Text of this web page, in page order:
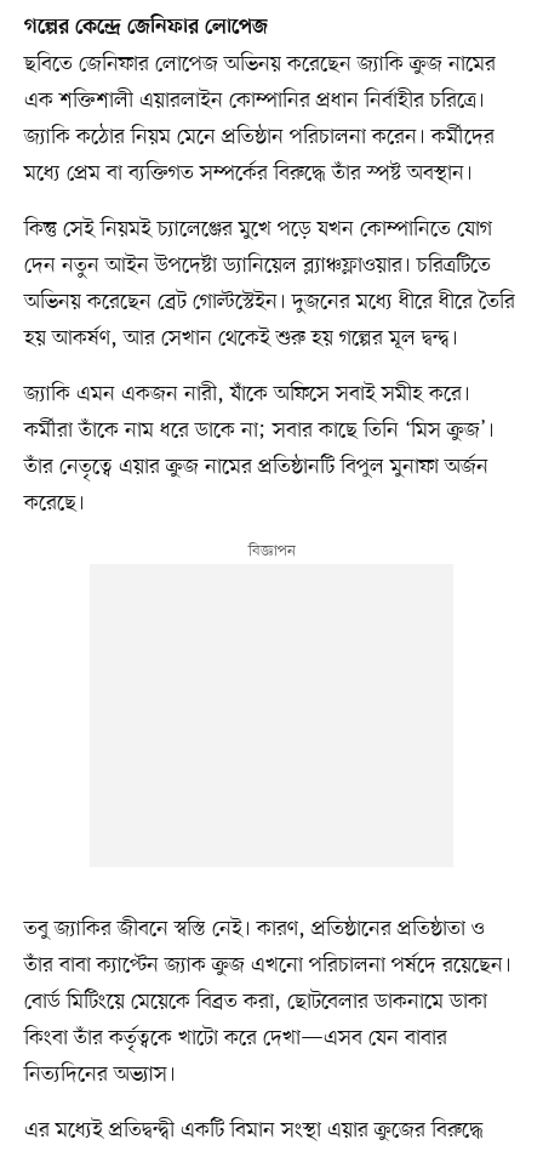
গল্পের কেন্দ্রে জেনিফার লোপেজ
ছবিতে জেনিফার লোপেজ অভিনয় করেছেন জ্যাকি ক্রুজ নামের
এক শক্তিশালী এয়ারলাইন কোম্পানির প্রধান নির্বাহীর চরিত্রে।
জ্যাকি কঠোর নিয়ম মেনে প্রতিষ্ঠান পরিচালনা করেন। কর্মীদের
মধ্যে প্রেম বা ব্যক্তিগত সম্পর্কের বিরুদ্ধে তাঁর স্পষ্ট অবস্থান।
কিন্তু সেই নিয়মই চ্যালেঞ্জের মুখে পড়ে যখন কোম্পানিতে যোগ
দেন নতুন আইন উপদেষ্টা ড্যানিয়েল ব্ল্যাঞ্চফ্লাওয়ার। চরিত্রটিতে
অভিনয় করেছেন ব্রেট গোল্টস্টেইন। দুজনের মধ্যে ধীরে ধীরে তৈরি
হয় আকর্ষণ, আর সেখান থেকেই শুরু হয় গল্পের মূল দ্বন্দ্ব।
জ্যাকি এমন একজন নারী, যাঁকে অফিসে সবাই সমীহ করে।
কর্মীরা তাঁকে নাম ধরে ডাকে না; সবার কাছে তিনি ‘মিস ক্রুজ’।
তাঁর নেতৃত্বে এয়ার ক্রুজ নামের প্রতিষ্ঠানটি বিপুল মুনাফা অর্জন
করেছে।
তবু জ্যাকির জীবনে স্বস্তি নেই। কারণ, প্রতিষ্ঠানের প্রতিষ্ঠাতা ও
তাঁর বাবা ক্যাপ্টেন জ্যাক ক্রুজ এখনো পরিচালনা পর্ষদে রয়েছেন।
বোর্ড মিটিংয়ে মেয়েকে বিব্রত করা, ছোটবেলার ডাকনামে ডাকা
কিংবা তাঁর কর্তৃত্বকে খাটো করে দেখা—এসব যেন বাবার
নিত্যদিনের অভ্যাস।
এর মধ্যেই প্রতিদ্বন্দ্বী একটি বিমান সংস্থা এয়ার ক্রুজের বিরুদ্ধে